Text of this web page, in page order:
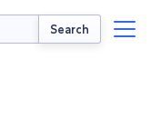
Search